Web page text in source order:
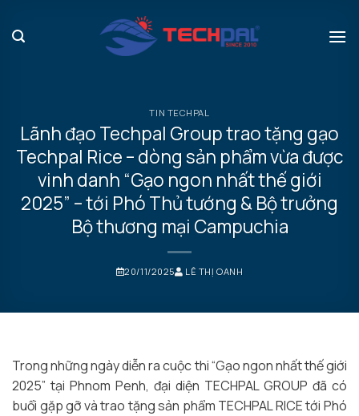
qua
TIN TECHPAL
Lãnh đạo Techpal Group trao tặng gạo
Techpal Rice – dòng sản phẩm vừa được
vinh danh “Gạo ngon nhất thế giới
2025” – tới Phó Thủ tướng & Bộ trưởng
Bộ thương mại Campuchia
20/11/2025 LÊ THỊ OANH
Trong những ngày diễn ra cuộc thi “Gạo ngon nhất thế giới
2025” tại Phnom Penh, đại diện TECHPAL GROUP đã có
buổi gặp gỡ và trao tặng sản phẩm TECHPAL RICE tới Phó